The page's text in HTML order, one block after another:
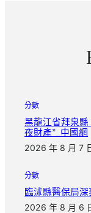
分數
黑龍江省拜泉縣
夜財產”_中國網
2026 年 8 月 7
分數
臨沭縣醫保局
2026 年 8 月 6